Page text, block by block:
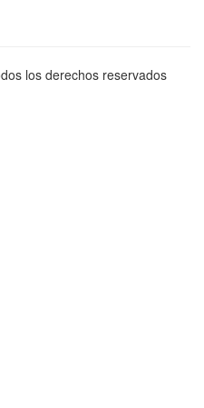
los derechos reservados